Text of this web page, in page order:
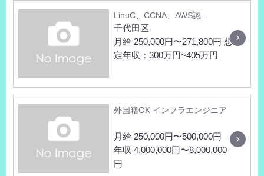
LinuC、CCNA、AWS認...
千代田区
月給 250,000円〜271,800円 想
定年収：300万円~405万円
外国籍OK インフラエンジニア
月給 250,000円〜500,000円
年収 4,000,000円〜8,000,000
円